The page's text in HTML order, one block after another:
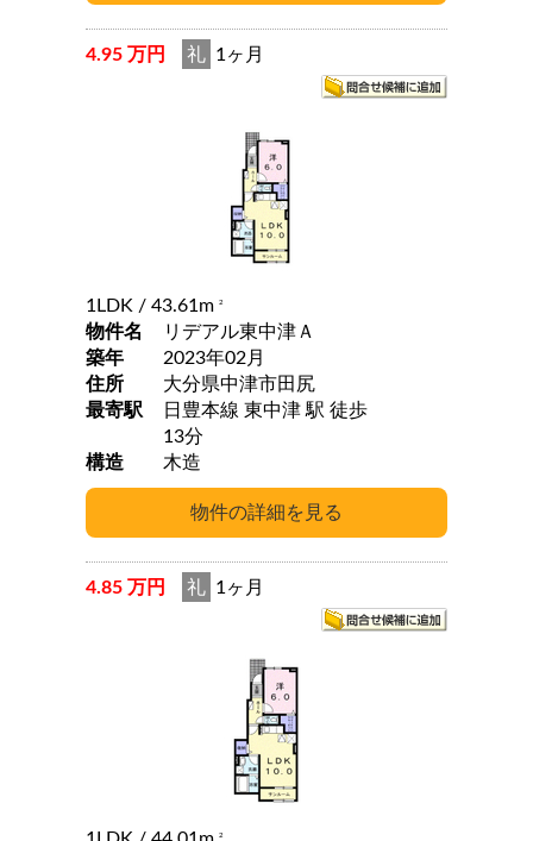
4.95 万円 礼 1ヶ月
1LDK / 43.61m 2
物件名
リデアル東中津Ａ
築年
2023年02月
住所
大分県中津市田尻
最寄駅
日豊本線 東中津 駅 徒歩
13分
構造
木造
4.85 万円 礼 1ヶ月
2